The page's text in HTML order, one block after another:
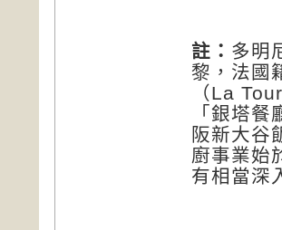
註： 多明
黎，法國
（La
「銀塔
阪新大谷
廚事業始
有相當深